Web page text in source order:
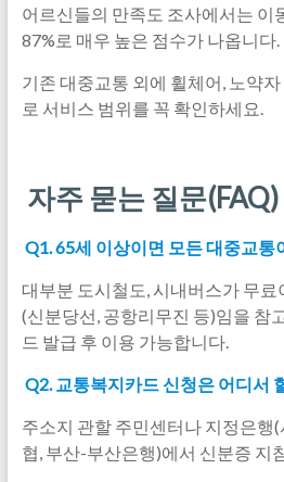
어르신들의 만족도 조사에서는 이
87%로 매우 높은 점수가 나옵니다.
기존 대중교통 외에 휠체어, 노약
로 서비스 범위를 꼭 확인하세요.
자주 묻는 질문(FAQ)
Q1. 65세 이상이면 모든 대중교통
대부분 도시철도, 시내버스가 무료
(신분당선, 공항리무진 등)임을 참
드 발급 후 이용 가능합니다.
Q2. 교통복지카드 신청은 어디서
주소지 관할 주민센터나 지정은행
협, 부산-부산은행)에서 신분증 지